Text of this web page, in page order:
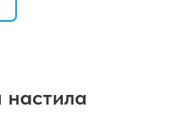
настила